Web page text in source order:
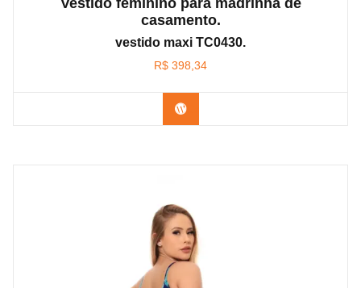
casamento.
vestido maxi TC0430.
R$ 398,34
Confira na Amazon